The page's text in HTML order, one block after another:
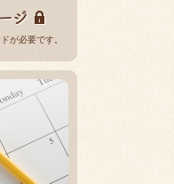
が必要です。